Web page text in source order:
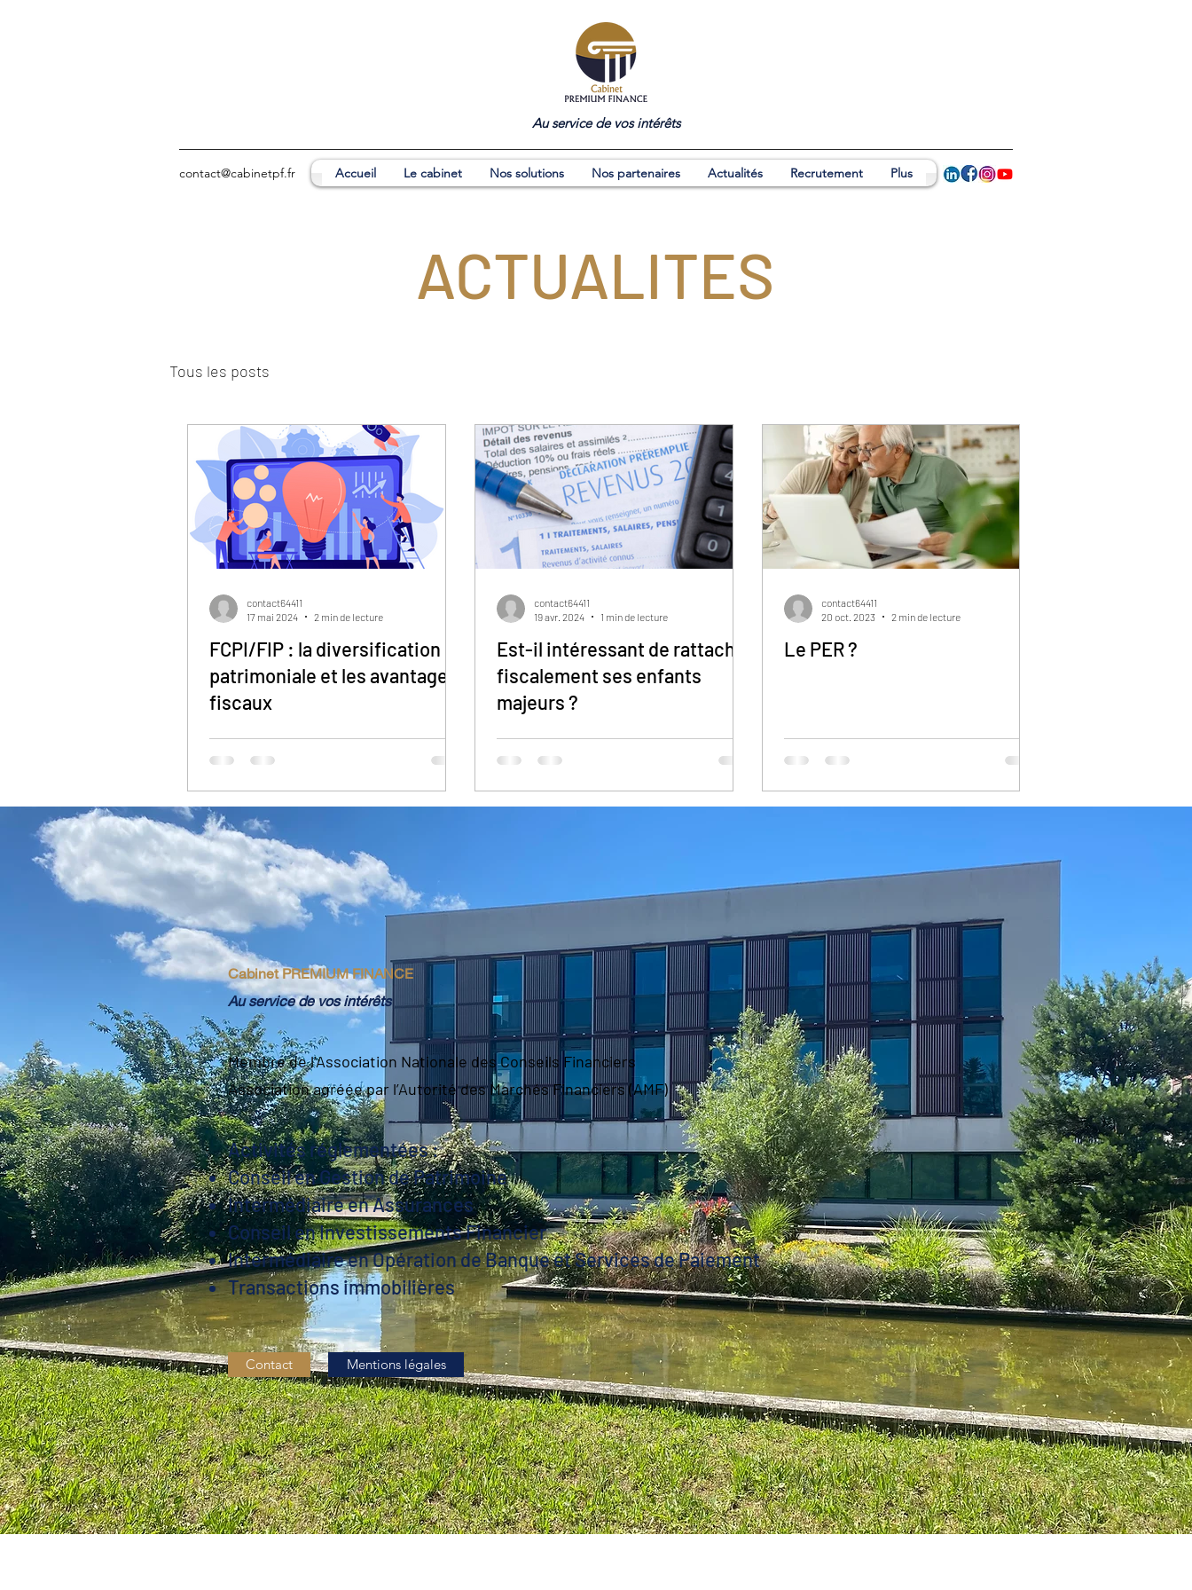
Au service de vos intérêts
contact@cabinetpf.fr Accueil Le cabinet Nos solutions Nos partenaires Actualités Recrutement Plus
ACTUALITES
Tous les posts
FCPI/FIP : la diversification
patrimoniale et les avantages
fiscaux
contact64411
17 mai 2024
2 min de lecture
Est-il intéressant de rattacher
fiscalement ses enfants
majeurs ?
contact64411
19 avr. 2024
1 min de lecture
Le PER ?
contact64411
20 oct. 2023
2 min de lecture
Cabinet PREMIUM FINANCE
Au service de vos intérêts
Membre de l’Association Nationale des Conseils Financiers
Association agréée par l’Autorité des Marchés Financiers (AMF)
Activités réglementées :
Conseil en Gestion de Patrimoine
Intermédiaire en Assurances
Conseil en Investissements Financier
Intermédiaire en Opération de Banque et Services de Paiement
Transactions immobilières
Contact Mentions légales